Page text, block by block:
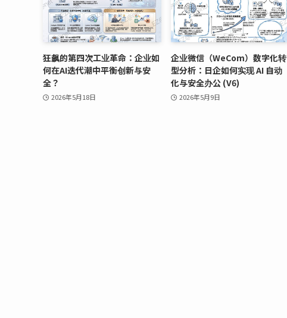
狂飙的第四次工业革命：企业如
何在AI迭代潮中平衡创新与安
全？
2026年5月18日
企业微信（WeCom）数字化转
型分析：日企如何实现 AI 自动
化与安全办公 (V6)
2026年5月9日